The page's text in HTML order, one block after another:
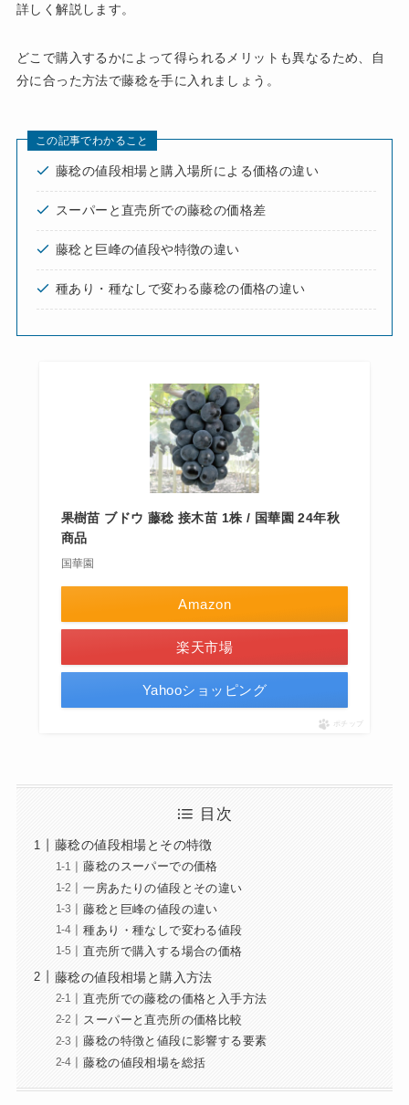
詳しく解説します。
どこで購入するかによって得られるメリットも異なるため、自
分に合った方法で藤稔を手に入れましょう。
この記事でわかること
藤稔の値段相場と購入場所による価格の違い
スーパーと直売所での藤稔の価格差
藤稔と巨峰の値段や特徴の違い
種あり・種なしで変わる藤稔の価格の違い
果樹苗 ブドウ 藤稔 接木苗 1株 / 国華園 24年秋
商品
国華園
Amazon
楽天市場
Yahooショッピング
ポチップ
目次
藤稔の値段相場とその特徴
藤稔のスーパーでの価格
一房あたりの値段とその違い
藤稔と巨峰の値段の違い
種あり・種なしで変わる値段
直売所で購入する場合の価格
藤稔の値段相場と購入方法
直売所での藤稔の価格と入手方法
スーパーと直売所の価格比較
藤稔の特徴と値段に影響する要素
藤稔の値段相場を総括